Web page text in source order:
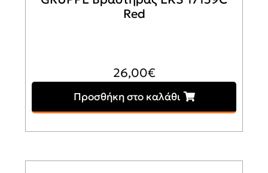
Red
26,00€
Προσθήκη στο καλάθι